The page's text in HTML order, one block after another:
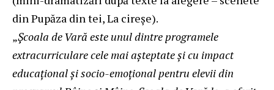
din Pupăza din tei, La cireșe).
„Școala de Vară este unul dintre programele
extracurriculare cele mai așteptate și cu impact
educațional și socio-emoțional pentru elevii din